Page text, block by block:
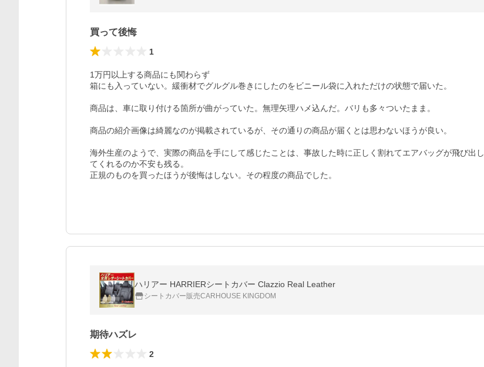
買って後悔
1
1万円以上する商品にも関わらず
箱にも入っていない。緩衝材でグルグル巻きにしたのをビニール袋に入れただけの状態で届いた。
商品は、車に取り付ける箇所が曲がっていた。無理矢理ハメ込んだ。バリも多々ついたまま。
商品の紹介画像は綺麗なのが掲載されているが、その通りの商品が届くとは思わないほうが良い。
海外生産のようで、実際の商品を手にして感じたことは、事故した時に正しく割れてエアバッグが飛び出し
てくれるのか不安も残る。
正規のものを買ったほうが後悔はしない。その程度の商品でした。
ハリアー HARRIERシートカバー Clazzio Real Leather
シートカバー販売CARHOUSE KINGDOM
期待ハズレ
2